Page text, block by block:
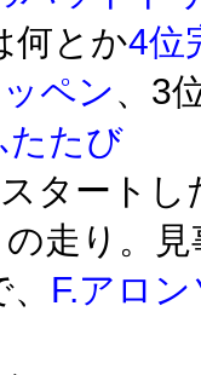
何とか4位
ペン、3
たたび
タートし
走り。
F.アロン